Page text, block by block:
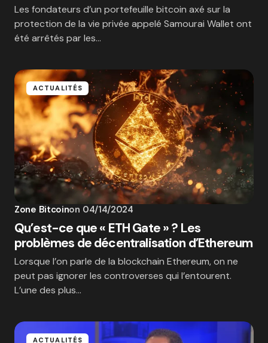
Les fondateurs d’un portefeuille bitcoin axé sur la
protection de la vie privée appelé Samourai Wallet ont
été arrêtés par les…
ACTUALITÉS
Zone Bitcoinon 04/14/2024
Qu’est-ce que « ETH Gate » ? Les
problèmes de décentralisation d’Ethereum
Lorsque l’on parle de la blockchain Ethereum, on ne
peut pas ignorer les controverses qui l’entourent.
L’une des plus…
ACTUALITÉS